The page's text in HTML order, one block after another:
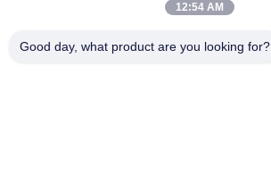
12:54 AM
Good day, what product are you looking for?